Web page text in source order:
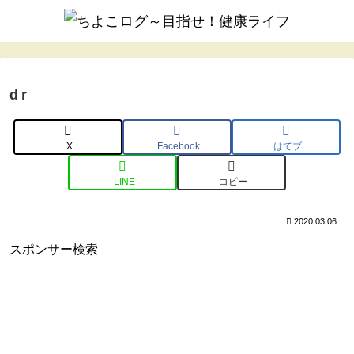
dr
X Facebook はてブ
LINE コピー
2020.03.06
スポンサー検索